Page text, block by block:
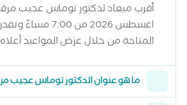
اغسطس 2026 من
المتاحة من خلال عرض المواعيد أعلاه
ما هو عنوان الدكتور توماس عجيب